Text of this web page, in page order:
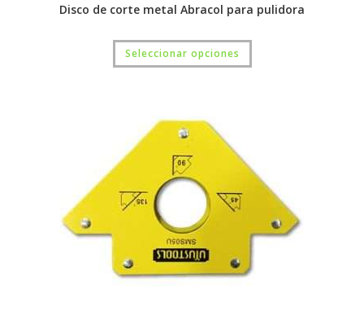
Disco de corte metal Abracol para pulidora
Seleccionar opciones